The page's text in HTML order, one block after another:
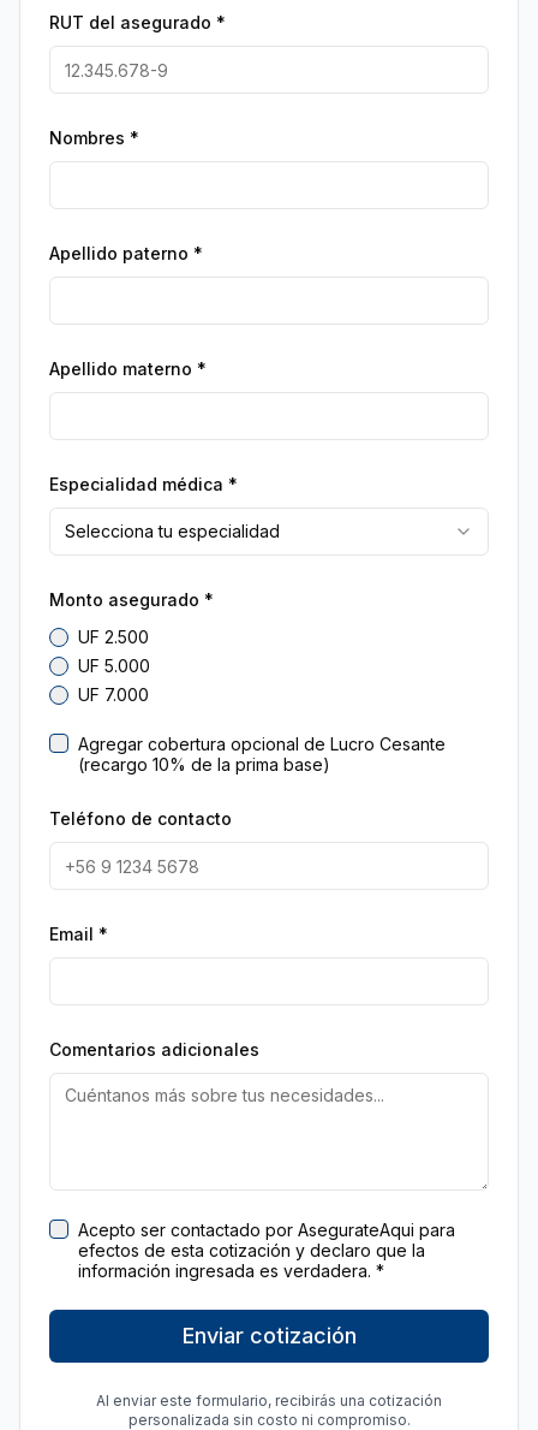
RUT del asegurado *
Nombres *
Apellido paterno *
Apellido materno *
Especialidad médica *
Selecciona tu especialidad
Monto asegurado *
UF 2.500
UF 5.000
UF 7.000
Agregar cobertura opcional de Lucro Cesante
(recargo 10% de la prima base)
Teléfono de contacto
Email *
Comentarios adicionales
Acepto ser contactado por AsegurateAqui para
efectos de esta cotización y declaro que la
información ingresada es verdadera. *
Enviar cotización
Al enviar este formulario, recibirás una cotización
personalizada sin costo ni compromiso.